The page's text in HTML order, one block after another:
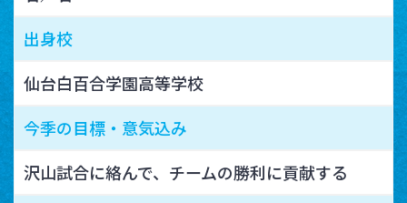
出身校
仙台白百合学園高等学校
今季の目標・意気込み
沢山試合に絡んで、チームの勝利に貢献する